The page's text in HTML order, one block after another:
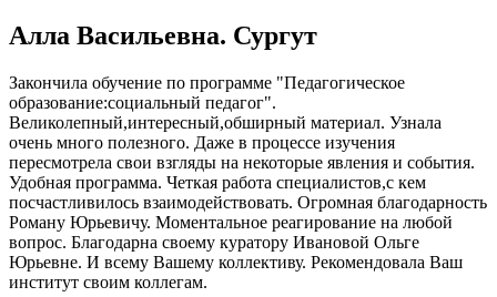
Алла Васильевна. Сургут
Закончила обучение по программе "Педагогическое
образование:социальный педагог".
Великолепный,интересный,обширный материал. Узнала
очень много полезного. Даже в процессе изучения
пересмотрела свои взгляды на некоторые явления и события.
Удобная программа. Четкая работа специалистов,с кем
посчастливилось взаимодействовать. Огромная благодарность
Роману Юрьевичу. Моментальное реагирование на любой
вопрос. Благодарна своему куратору Ивановой Ольге
Юрьевне. И всему Вашему коллективу. Рекомендовала Ваш
институт своим коллегам.